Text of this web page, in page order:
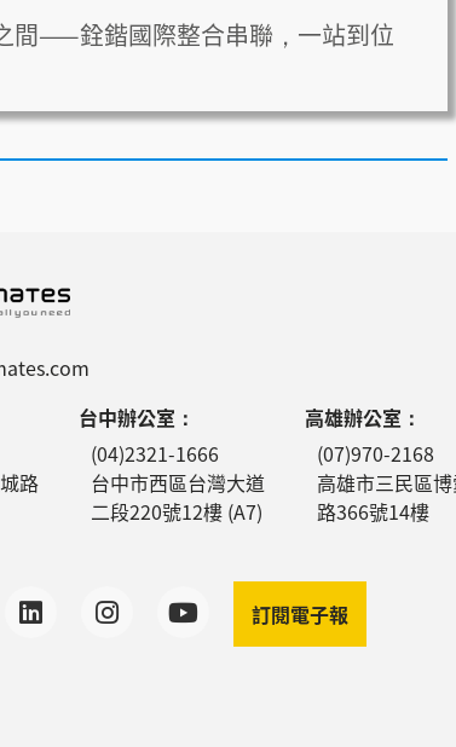
間——銓鍇國際整合串聯，一站到位
路
台中辦公室：
(04)2321-1666
台中市西區台灣大道
二段220號12樓 (A7)
高雄辦公室：
(07)970-2168
高雄市三民區
路366號14樓
訂閱電子報